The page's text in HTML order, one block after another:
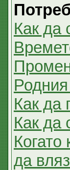
Как да
Как да
Как да
да